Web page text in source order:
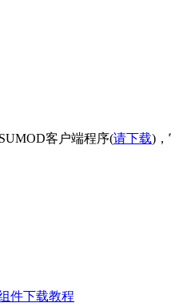
客户端程序(请下载)
件下载教程